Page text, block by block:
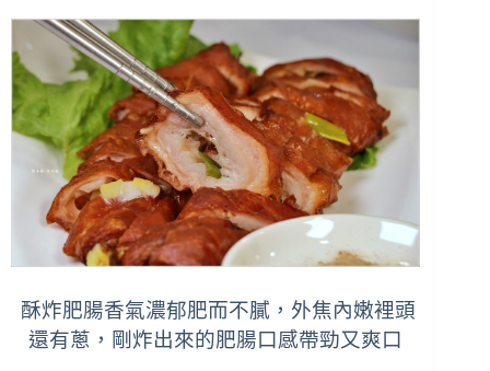
酥炸肥腸香氣濃郁肥而不膩，外焦內嫩裡頭
還有蔥，剛炸出來的肥腸口感帶勁又爽口